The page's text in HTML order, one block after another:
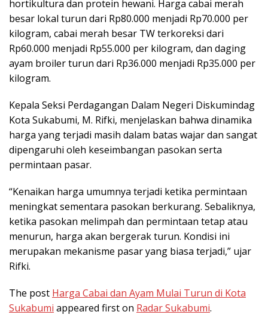
hortikultura dan protein hewani. Harga cabai merah
besar lokal turun dari Rp80.000 menjadi Rp70.000 per
kilogram, cabai merah besar TW terkoreksi dari
Rp60.000 menjadi Rp55.000 per kilogram, dan daging
ayam broiler turun dari Rp36.000 menjadi Rp35.000 per
kilogram.
Kepala Seksi Perdagangan Dalam Negeri Diskumindag
Kota Sukabumi, M. Rifki, menjelaskan bahwa dinamika
harga yang terjadi masih dalam batas wajar dan sangat
dipengaruhi oleh keseimbangan pasokan serta
permintaan pasar.
“Kenaikan harga umumnya terjadi ketika permintaan
meningkat sementara pasokan berkurang. Sebaliknya,
ketika pasokan melimpah dan permintaan tetap atau
menurun, harga akan bergerak turun. Kondisi ini
merupakan mekanisme pasar yang biasa terjadi,” ujar
Rifki.
The post Harga Cabai dan Ayam Mulai Turun di Kota
Sukabumi appeared first on Radar Sukabumi.